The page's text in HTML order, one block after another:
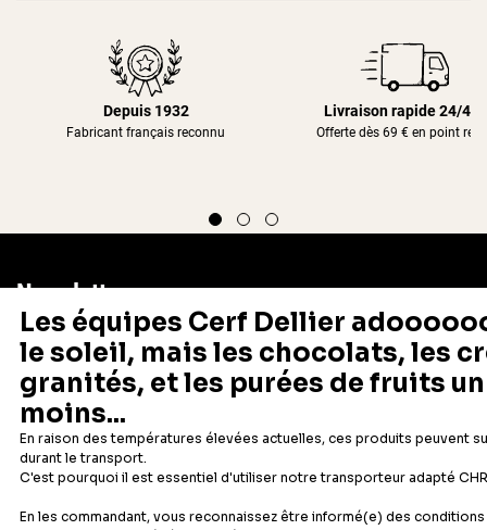
Depuis 1932
Fabricant français reconnu
Livraison rapide 24/48h
Offerte dès 69 € en point
Newsletter
Recevez les recettes, astuces et offres spéciales.
S'inscrire
Vous pourrez vous désinscrire depuis votre espace client.